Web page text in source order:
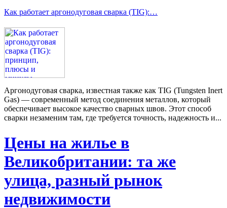
Как работает аргонодуговая сварка (TIG):…
Аргонодуговая сварка, известная также как TIG (Tungsten Inert
Gas) — современный метод соединения металлов, который
обеспечивает высокое качество сварных швов. Этот способ
сварки незаменим там, где требуется точность, надежность и...
Цены на жилье в
Великобритании: та же
улица, разный рынок
недвижимости